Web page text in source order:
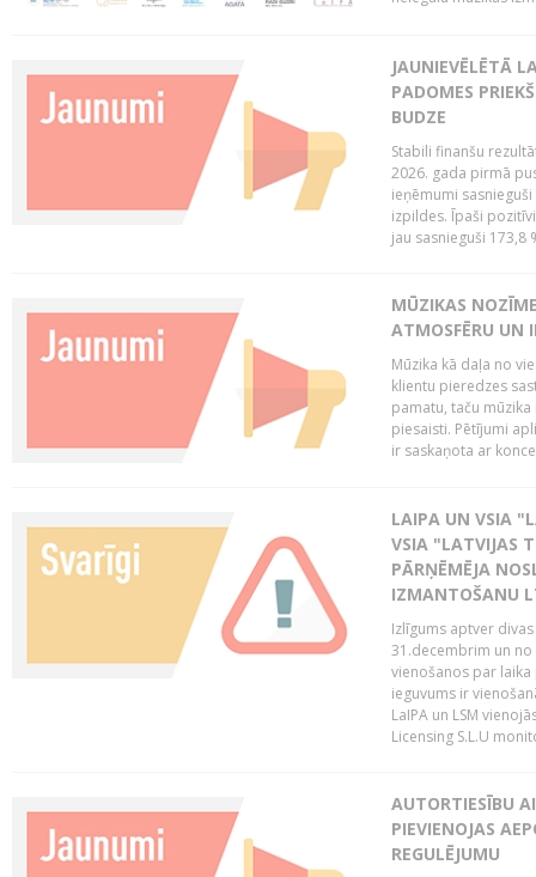
JAUNIEVĒLĒTĀ
PADOMES
BUDZE
Stabili finanšu
2026. gada pirmā
ieņēmumi
izpildes. Īpaši
jau sasnieguši 173,8
MŪZIKAS
ATMOSFĒRU UN
Mūzika kā daļa no
klientu pieredzes
pamatu, taču
piesaisti. Pētījumi
ir saskaņota ar
LAIPA UN VSIA
VSIA "LATVIJAS
PĀRŅĒMĒJA
IZMANTOŠANU
Izlīgums aptver
31.decembrim un no
vienošanos par
ieguvums ir
LaIPA un LSM
Licensing S.L.U
AUTORTIESĪBU
PIEVIENOJAS
REGULĒJUMU